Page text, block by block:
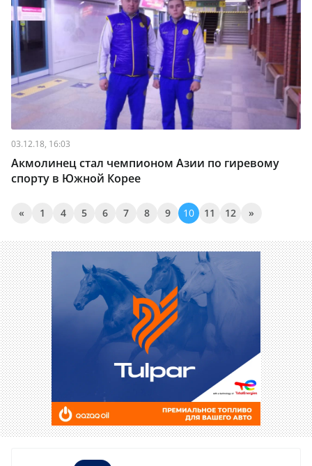
03.12.18, 16:03
Акмолинец стал чемпионом Азии по гиревому
спорту в Южной Корее
« 1 4 5 6 7 8 9 10 11 12 »